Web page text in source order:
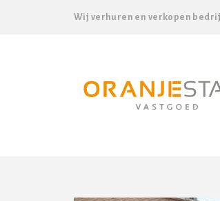
Wij verhuren en verkopen